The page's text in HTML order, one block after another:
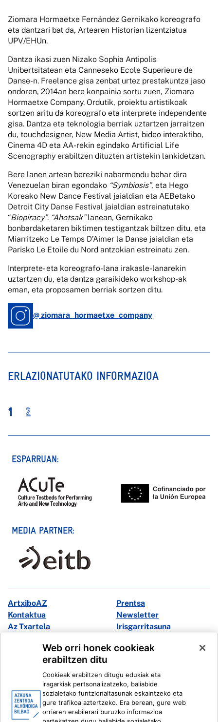
Ziomara Hormaetxe Fernández Gernikako koreografo
eta dantzari bat da, Artearen Historian lizentziatua
UPV/EHUn.
Dantza ikasi zuen Nizako Sophia Antipolis
Unibertsitatean eta Canneseko Ecole Superieure de
Danse-n. Freelance gisa zenbat urtez prestakuntza jaso
ondoren, 2014an bere konpainia sortu zuen, Ziomara
Hormaetxe Company. Ordutik, proiektu artistikoak
sortzen aritu da koreografo eta interprete independente
gisa. Dantza eta teknologia berriak uztartzen jarraitzen
du, touchdesigner, New Media Artist, bideo interaktibo,
Cinema 4D eta AA-rekin egindako Artificial Life
Scenography erabiltzen dituzten artistekin lankidetzan.
Bere lanen artean bereziki nabarmendu behar dira
Venezuelan biran egondako “Symbiosis”, eta Hego
Koreako New Dance Festival jaialdian eta AEBetako
Detroit City Danse Festival jaialdian estreinatutako
“Biopiracy”. “Ahotsak”lanean, Gernikako
bonbardaketaren biktimen testigantzak biltzen ditu, eta
Miarritzeko Le Temps D’Aimer la Danse jaialdian eta
Parisko Le Etoile du Nord antzokian estreinatu zen.
Interprete- eta koreografo-lana irakasle-lanarekin
uztartzen du, eta dantza garaikideko workshop-ak
eman, eta proposamen berriak sortzen ditu.
@ ziomara_hormaetxe_company
ERLAZIONATUTAKO INFORMAZIOA
1 2
ESPARRUAN:
MEDIA PARTNER:
ArtxiboAZ
Prentsa
Kontaktua
Newsletter
Az Txartela
Irisgarritasuna
Instagram
Youtube
Linkedin
Ivoox
Lege informazioa Barneko Informazio Sistema
Web orri honek cookieak
erabiltzen ditu
Cookieak erabiltzen ditugu edukiak eta
iragarkiak pertsonalizatzeko, baliabide
sozialetako funtzionaltasunak eskaintzeko eta
gure trafikoa aztertzeko. Era berean, gure web
orriaren erabilerari buruzko informazioa